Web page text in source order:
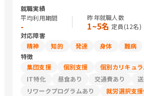
就職実績
平均利用期間
-
昨年就職人数
1~5名 定員(12名)
対応障害
精神
知的 発達 身体
難病
特徴
集団支援
個別支援 個別カリキュラ
IT特化
昼食あり 交通費あり
リワークプログラムあり
就労選択支